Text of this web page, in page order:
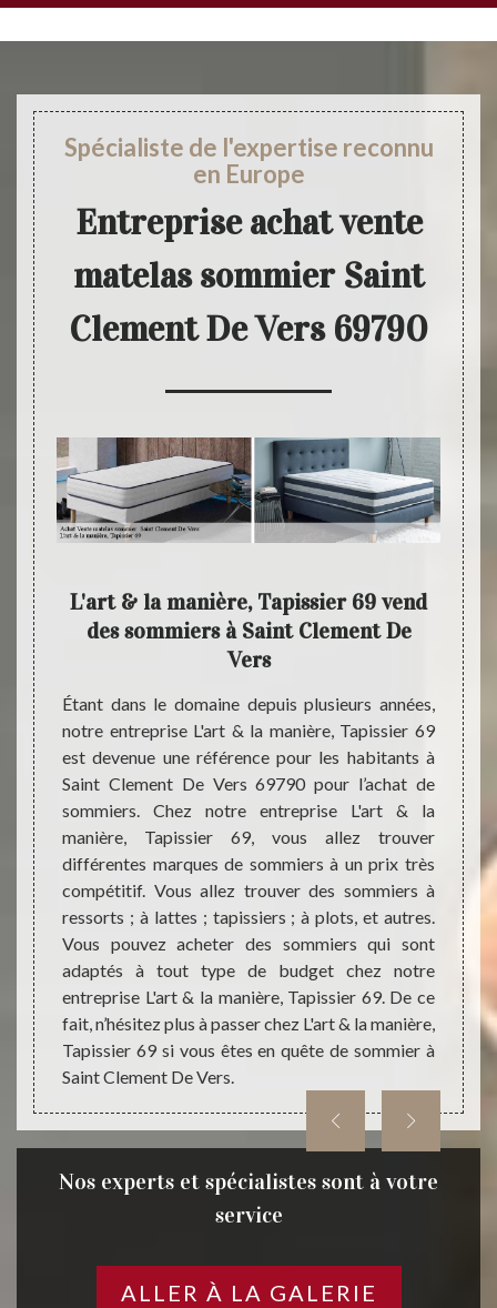
Spécialiste de l'expertise reconnu
en Europe
Entreprise achat vente
matelas sommier Saint
Clement De Vers 69790
de
dans
& la
&
;
chez
L'art & la manière, Tapissier 69 vend
des sommiers à Saint Clement De
Vers
Étant dans le domaine depuis plusieurs années,
notre entreprise L'art & la manière, Tapissier 69
est devenue une référence pour les habitants à
Saint Clement De Vers 69790 pour l’achat de
sommiers. Chez notre entreprise L'art & la
manière, Tapissier 69, vous allez trouver
différentes marques de sommiers à un prix très
compétitif. Vous allez trouver des sommiers à
ressorts ; à lattes ; tapissiers ; à plots, et autres.
Vous pouvez acheter des sommiers qui sont
adaptés à tout type de budget chez notre
entreprise L'art & la manière, Tapissier 69. De ce
fait, n’hésitez plus à passer chez L'art & la manière,
Tapissier 69 si vous êtes en quête de sommier à
Saint Clement De Vers.
L'art
à
De
leur
à
Nos experts et spécialistes sont à votre
service
ALLER À LA GALERIE